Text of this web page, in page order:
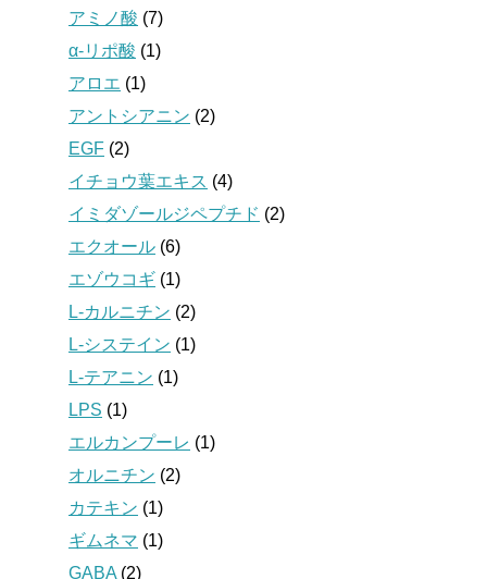
アミノ酸 (7)
α-リポ酸 (1)
アロエ (1)
アントシアニン (2)
EGF (2)
イチョウ葉エキス (4)
イミダゾールジペプチド (2)
エクオール (6)
エゾウコギ (1)
L-カルニチン (2)
L-システイン (1)
L-テアニン (1)
LPS (1)
エルカンプーレ (1)
オルニチン (2)
カテキン (1)
ギムネマ (1)
GABA (2)